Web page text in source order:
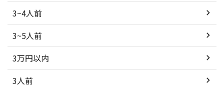
3~4人前
3~5人前
3万円以内
3人前